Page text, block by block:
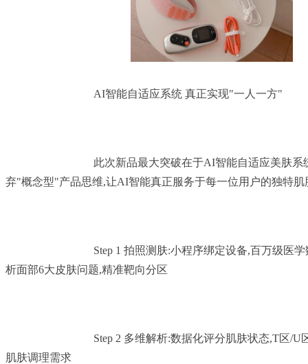
弃"概念型"产品思维,让AI智能真正服务于每一位用户的独特肌
析面部6大皮肤问题,精准靶向分区
肌肤调理需求